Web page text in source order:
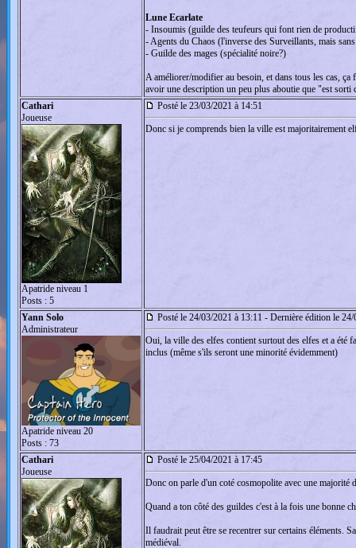
Lune Ecarlate
- Insoumis (guilde des teufeurs qui font rien de
- Agents du Chaos (l'inverse des Surveillants, mais
- Guilde des mages (spécialité noire?)
A améliorer/modifier au besoin, et dans tous les cas,
avoir une description un peu plus aboutie que "est
Cathari
Joueuse
Apatride niveau 1
Posts : 5
Posté le 23/03/2021 à 14:51
Donc si je comprends bien la ville est majoritairement
Yann Solo
Administrateur
Apatride niveau 20
Posts : 73
Posté le 24/03/2021 à 13:11 - Dernière édition le
Oui, la ville des elfes contient surtout des elfes et a été
inclus (même s'ils seront une minorité évidemment)
Cathari
Joueuse
Posté le 25/04/2021 à 17:45
Donc on parle d'un coté cosmopolite avec une majorité
Quand a ton côté des guildes c'est à la fois une bonne
Il faudrait peut être se recentrer sur certains éléments.
médiéval.